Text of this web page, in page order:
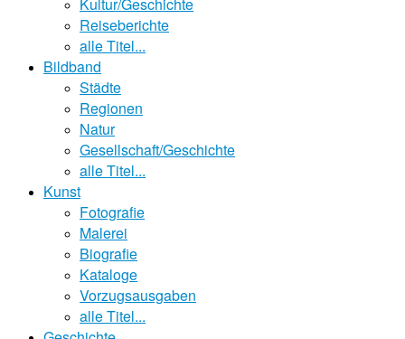
Reiseberichte
alle Titel...
Bildband
Städte
Regionen
Natur
Gesellschaft/Geschichte
alle Titel...
Kunst
Fotografie
Malerei
Biografie
Kataloge
Vorzugsausgaben
alle Titel...